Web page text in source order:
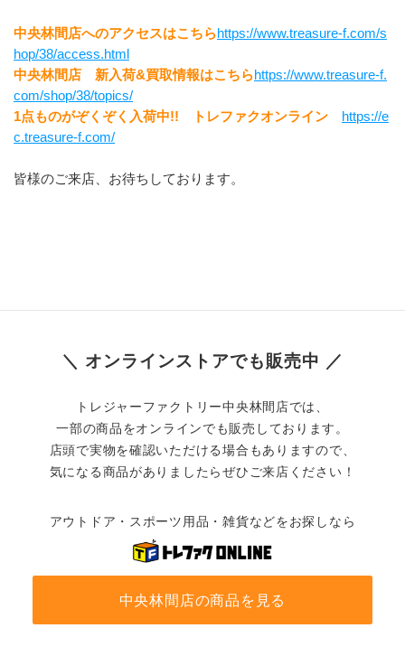
中央林間店へのアクセスはこちらhttps://www.treasure-f.com/s
hop/38/access.html
中央林間店　新入荷&買取情報はこちらhttps://www.treasure-f.
com/shop/38/topics/
1点ものがぞくぞく入荷中!!　トレファクオンライン https://e
c.treasure-f.com/
皆様のご来店、お待ちしております。
＼ オンラインストアでも販売中 ／
トレジャーファクトリー中央林間店では、
一部の商品をオンラインでも販売しております。
店頭で実物を確認いただける場合もありますので、
気になる商品がありましたらぜひご来店ください！
アウトドア・スポーツ用品・雑貨などをお探しなら
中央林間店の商品を見る